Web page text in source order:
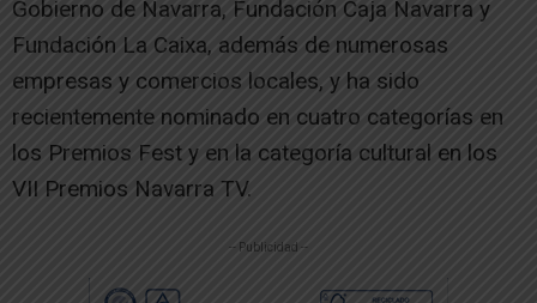
Gobierno de Navarra, Fundación Caja Navarra y
Fundación La Caixa, además de numerosas
empresas y comercios locales, y ha sido
recientemente nominado en cuatro categorías en
los Premios Fest y en la categoría cultural en los
VII Premios Navarra TV.
-- Publicidad --